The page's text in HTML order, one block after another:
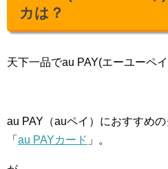
カは？
天下一品でau PAY(エーユーペ
au PAY（auペイ）におすすめ
「 au PAYカード 」。